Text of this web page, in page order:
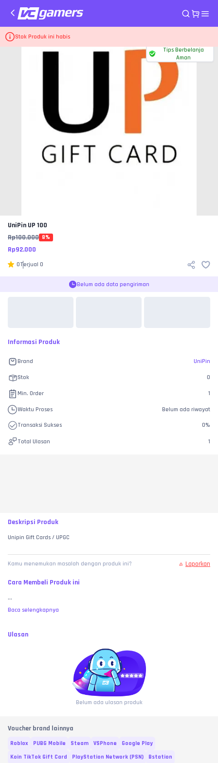
Stok Produk ini habis
Home Voucher UniPin
Tips Berbelanja
Aman
UniPin UP 100
Rp100.000 8%
Rp92.000
0Terjual 0
Belum ada data pengiriman
Informasi Produk
Brand UniPin
Stok 0
Min. Order 1
Waktu Proses Belum ada riwayat
Transaksi Sukses 0%
Total Ulasan 1
Deskripsi Produk
Unipin Gift Cards / UPGC
Kamu menemukan masalah dengan produk ini? Laporkan
Cara Membeli Produk ini
...
Baca selengkapnya
Ulasan
Belum ada ulasan produk
Voucher brand lainnya
Roblox PUBG Mobile Steam VSPhone
Google Play
Koin TikTok Gift Card
PlayStation Network (PSN)
Bstation